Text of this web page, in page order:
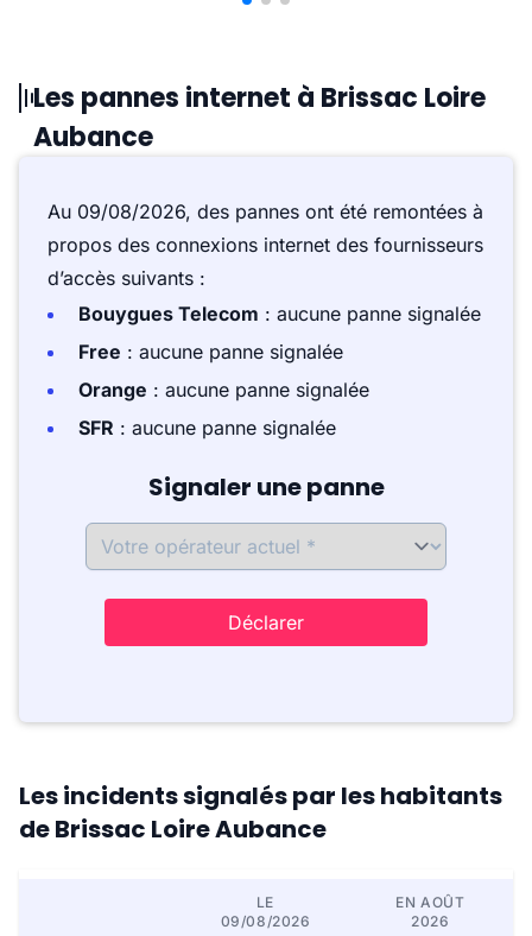
Les pannes internet à Brissac Loire
Aubance
Au 09/08/2026, des pannes ont été remontées à
propos des connexions internet des fournisseurs
d’accès suivants :
Bouygues Telecom : aucune panne signalée
Free : aucune panne signalée
Orange : aucune panne signalée
SFR : aucune panne signalée
Signaler une panne
Déclarer
Les incidents signalés par les habitants
de Brissac Loire Aubance
LE
09/08/2026
EN AOÛT
2026